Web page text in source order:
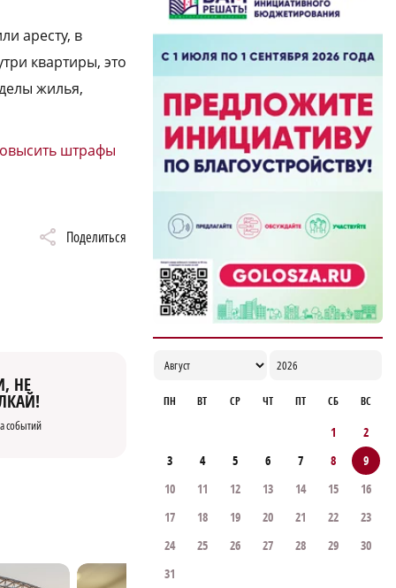
аресту, в
квартиры, это
жилья,
штрафы
Поделиться
НЕ
событий
×
93 обращения поступили в службы
Дзержинска после ураганного ветра
10:28
350 пар поженились в Нижегородской
области в «красивую дату»
10:05
Деревянное здание загорелось от удара
молнии в Борском районе
09:42
ПН ВТ СР ЧТ ПТ СБ ВС
1
2
3
4 5 6 7 8
9
10
11 12 13 14 15
16
17
18 19 20 21 22
23
24
25 26 27 28 29
30
31